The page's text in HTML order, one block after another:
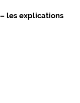
les explications